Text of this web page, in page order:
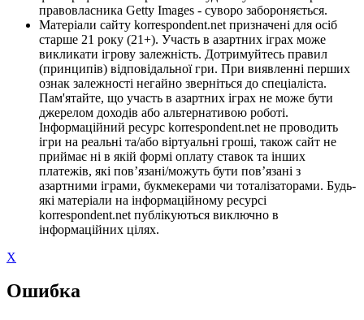
правовласника Getty Images - суворо забороняється.
Матеріали сайту korrespondent.net призначені для осіб
старше 21 року (21+). Участь в азартних іграх може
викликати ігрову залежність. Дотримуйтесь правил
(принципів) відповідальної гри. При виявленні перших
ознак залежності негайно зверніться до спеціаліста.
Пам'ятайте, що участь в азартних іграх не може бути
джерелом доходів або альтернативою роботі.
Інформаційний ресурс korrespondent.net не проводить
ігри на реальні та/або віртуальні гроші, також сайт не
приймає ні в якій формі оплату ставок та інших
платежів, які пов’язані/можуть бути пов’язані з
азартними іграми, букмекерами чи тоталізаторами. Будь-
які матеріали на інформаційному ресурсі
korrespondent.net публікуються виключно в
інформаційних цілях.
X
Ошибка